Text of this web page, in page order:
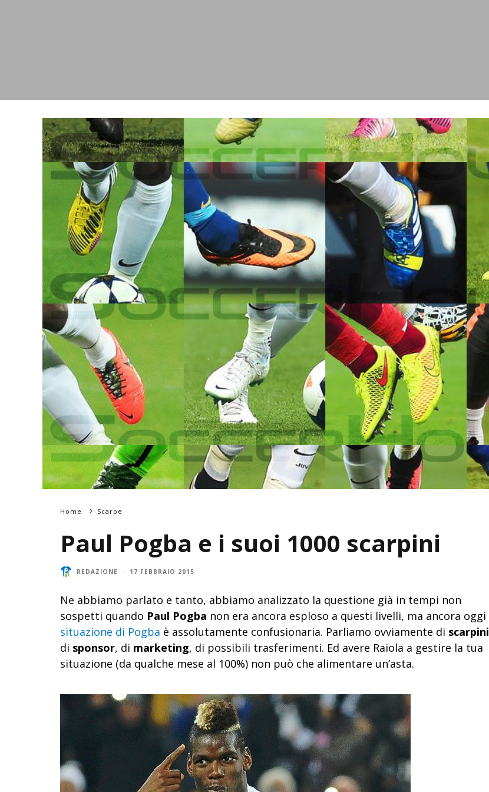
Home Scarpe
Paul Pogba e i suoi 1000 scarpini
REDAZIONE · 17 FEBBRAIO 2015
Ne abbiamo parlato e tanto, abbiamo analizzato la questione già in tempi non
sospetti quando Paul Pogba non era ancora esploso a questi livelli, ma ancora oggi
situazione di Pogba è assolutamente confusionaria. Parliamo ovviamente di scarpini
di sponsor, di marketing, di possibili trasferimenti. Ed avere Raiola a gestire la tua
situazione (da qualche mese al 100%) non può che alimentare un’asta.